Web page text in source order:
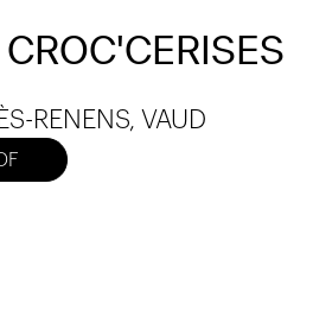
RENENS, VAUD